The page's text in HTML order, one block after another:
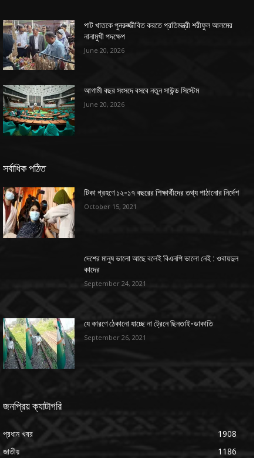
পাট খাতকে পুনরুজ্জীবিত করতে প্রতিমন্ত্রী শরীফুল আলমের
নানামুখী পদক্ষেপ
June 20, 2026
আগামী বছর সংসদে বসবে নতুন সাউন্ড সিস্টেম
June 20, 2026
সর্বাধিক পঠিত
টিকা গ্রহণে ১২-১৭ বছরের শিক্ষার্থীদের তথ্য পাঠানোর নির্দেশ
October 15, 2021
দেশের মানুষ ভালো আছে বলেই বিএনপি ভালো নেই : ওবায়দুল
কাদের
September 24, 2021
যে কারণে ঠেকানো যাচ্ছে না ট্রেনে ছিনতাই-ডাকাতি
September 26, 2021
জনপ্রিয় ক্যাটাগরি
প্রধান খবর
1908
জাতীয়
1186